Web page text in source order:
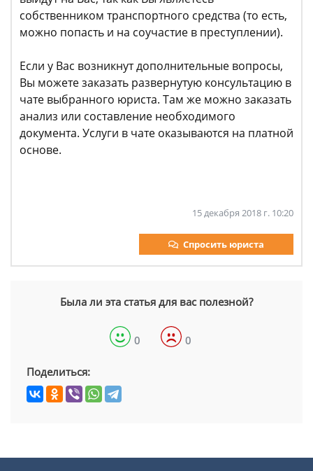
собственником транспортного средства (то есть,
можно попасть и на соучастие в преступлении).
Если у Вас возникнут дополнительные вопросы,
Вы можете заказать развернутую консультацию в
чате выбранного юриста. Там же можно заказать
анализ или составление необходимого
документа. Услуги в чате оказываются на платной
основе.
15 декабря 2018 г. 10:20
Спросить юриста
Была ли эта статья для вас полезной?
0 0
Поделиться: